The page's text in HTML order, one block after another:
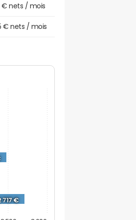
€ nets / mois
€ nets / mois
717 €